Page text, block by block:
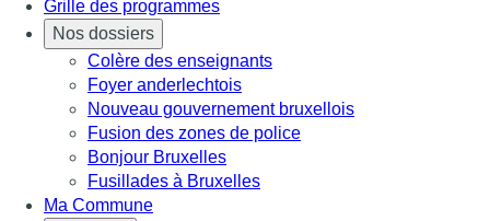
Grille des programmes
Nos dossiers
Colère des enseignants
Foyer anderlechtois
Nouveau gouvernement bruxellois
Fusion des zones de police
Bonjour Bruxelles
Fusillades à Bruxelles
Ma Commune